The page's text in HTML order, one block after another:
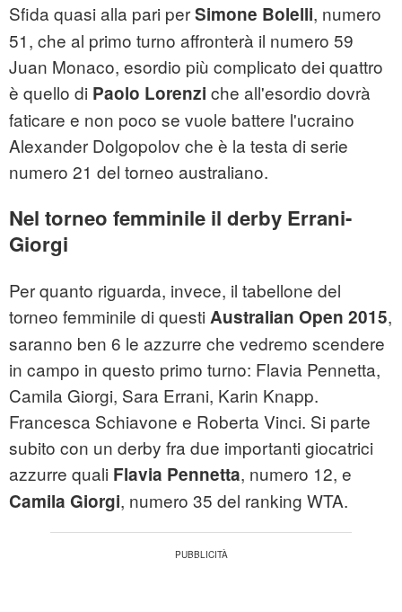
Sfida quasi alla pari perSimone Bolelli, numero
51, che al primo turno affronterà il numero 59
Juan Monaco, esordio più complicato dei quattro
è quello di Paolo Lorenzi che all'esordio dovrà
faticare e non poco se vuole battere l'ucraino
Alexander Dolgopolov che è la testa di serie
numero 21 del torneo australiano.
Nel torneo femminile il derby Errani-
Giorgi
Per quanto riguarda, invece, il tabellone del
torneo femminile di questi Australian Open 2015,
saranno ben 6 le azzurre che vedremo scendere
in campo in questo primo turno: Flavia Pennetta,
Camila Giorgi, Sara Errani, Karin Knapp.
Francesca Schiavone e Roberta Vinci. Si parte
subito con un derby fra due importanti giocatrici
azzurre quali Flavia Pennetta, numero 12, e
Camila Giorgi, numero 35 del ranking WTA.